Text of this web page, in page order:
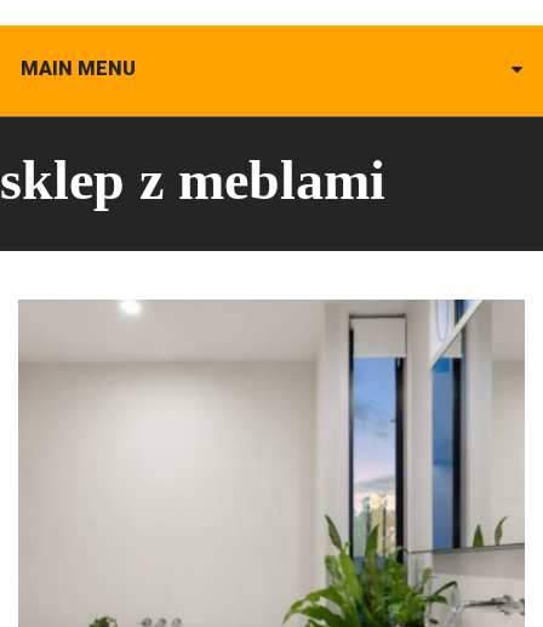
MAIN MENU
sklep z meblami